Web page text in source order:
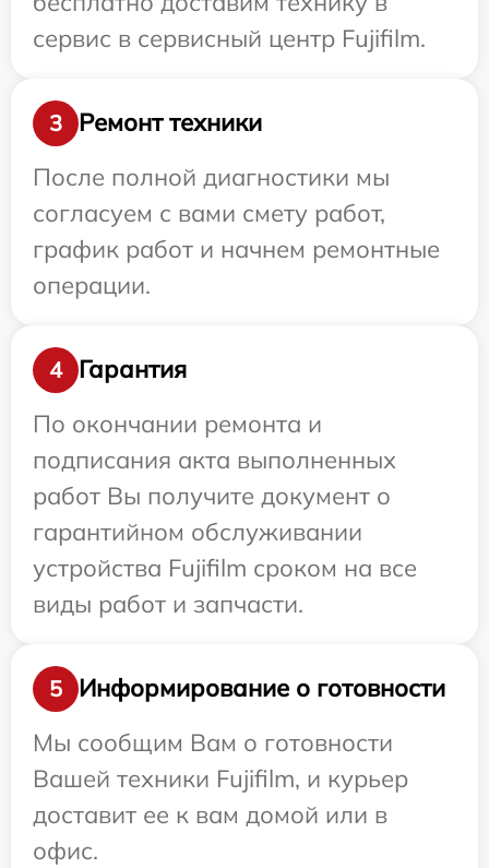
сервис в сервисный центр Fujifilm.
3
Ремонт техники
После полной диагностики мы
согласуем с вами смету работ,
график работ и начнем ремонтные
операции.
4
Гарантия
По окончании ремонта и
подписания акта выполненных
работ Вы получите документ о
гарантийном обслуживании
устройства Fujifilm сроком на все
виды работ и запчасти.
5
Информирование о готовности
Мы сообщим Вам о готовности
Вашей техники Fujifilm, и курьер
доставит ее к вам домой или в
офис.